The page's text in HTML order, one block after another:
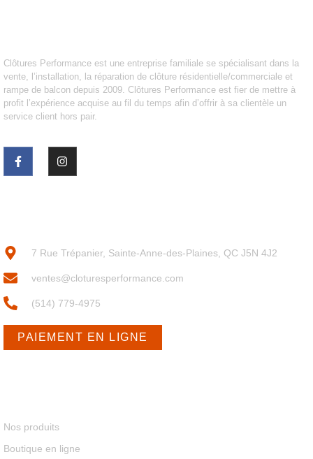
Clôtures Performance est une entreprise familiale se spécialisant dans la
vente, l’installation, la réparation de clôture résidentielle/commerciale et
rampe de balcon depuis 2009. Clôtures Performance est fier de mettre à
profit l’expérience acquise au fil du temps afin d’offrir à sa clientèle un
service client hors pair.
7 Rue Trépanier, Sainte-Anne-des-Plaines, QC J5N 4J2
ventes@cloturesperformance.com
(514) 779-4975
PAIEMENT EN LIGNE
Nos produits
Boutique en ligne